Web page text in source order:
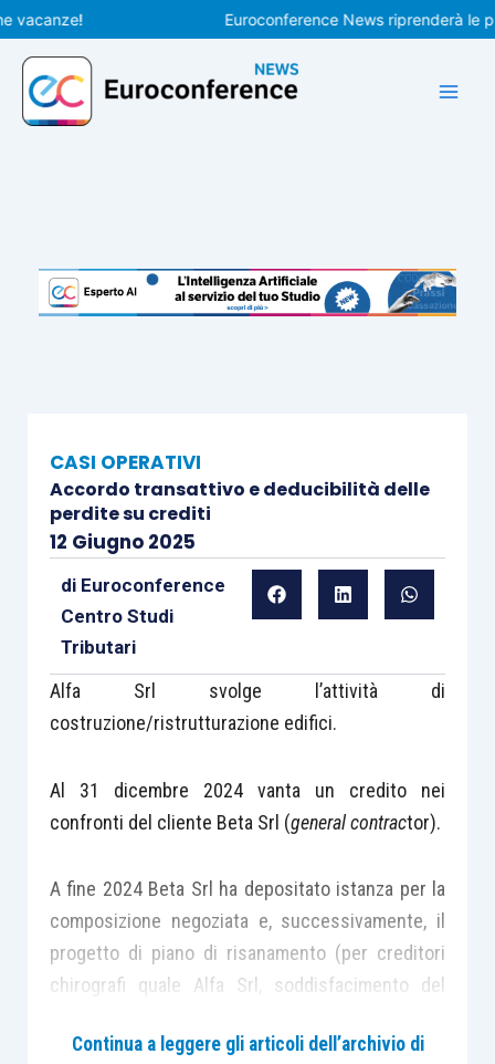
Vai
al
contenuto
Euroconference News riprenderà le
CASI OPERATIVI
Accordo transattivo e deducibilità delle
perdite su crediti
12 Giugno 2025
di Euroconference
Centro Studi
Tributari
Alfa Srl svolge l’attività di
costruzione/ristrutturazione edifici.
Al 31 dicembre 2024 vanta un credito nei
confronti del cliente Beta Srl (general contractor).
A fine 2024 Beta Srl ha depositato istanza per la
composizione negoziata e, successivamente, il
progetto di piano di risanamento (per creditori
chirografi quale Alfa Srl, soddisfacimento del
tra il 30% ed il 34%).
Continua a leggere gli articoli dell’archivio di